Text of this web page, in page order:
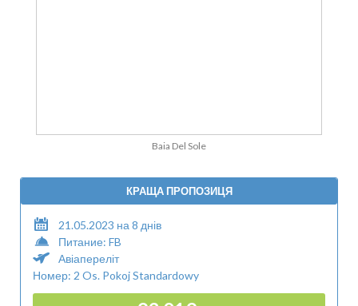
Baia Del Sole
КРАЩА ПРОПОЗИЦЯ
21.05.2023 на 8 днів
Питание: FB
Авіапереліт
Номер: 2 Os. Pokoj Standardowy